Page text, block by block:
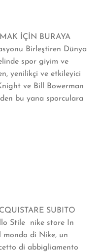
İÇİN BURAYA
Birleştiren Dünya
spor giyim ve
yenilikçi ve etkileyici
ve Bill Bowerman
bu yana sporculara
SUBITO
Stile nike store In
di Nike, un
di abbigliamento